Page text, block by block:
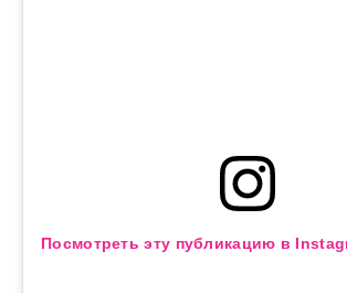
Посмотреть эту публикацию в